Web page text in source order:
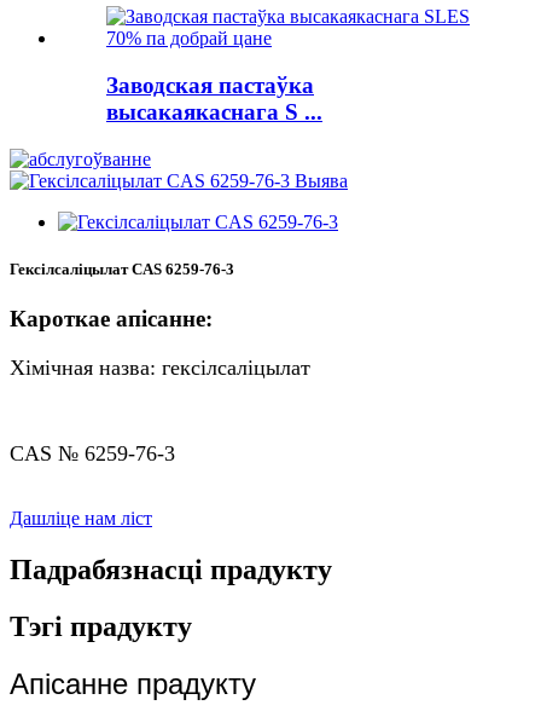
Заводская пастаўка
высакаякаснага S ...
Гексілсаліцылат CAS 6259-76-3
Кароткае апісанне:
Хімічная назва: гексілсаліцылат
CAS № 6259-76-3
Дашліце нам ліст
Падрабязнасці прадукту
Тэгі прадукту
Апісанне прадукту